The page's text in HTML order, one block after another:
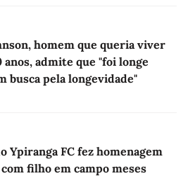
homem que queria viver
anos, admite que "foi longe
busca pela longevidade"
Ypiranga FC fez homenagem
filho em campo meses